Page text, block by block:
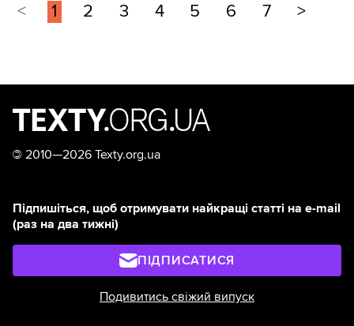
< 1 2 3 4 5 6 7 >
© 2010—2026 Texty.org.ua
Підпишіться, щоб отримувати найкращі статті на e-mail
(раз на два тижні)
ПІДПИСАТИСЯ
Подивитись свіжий випуск